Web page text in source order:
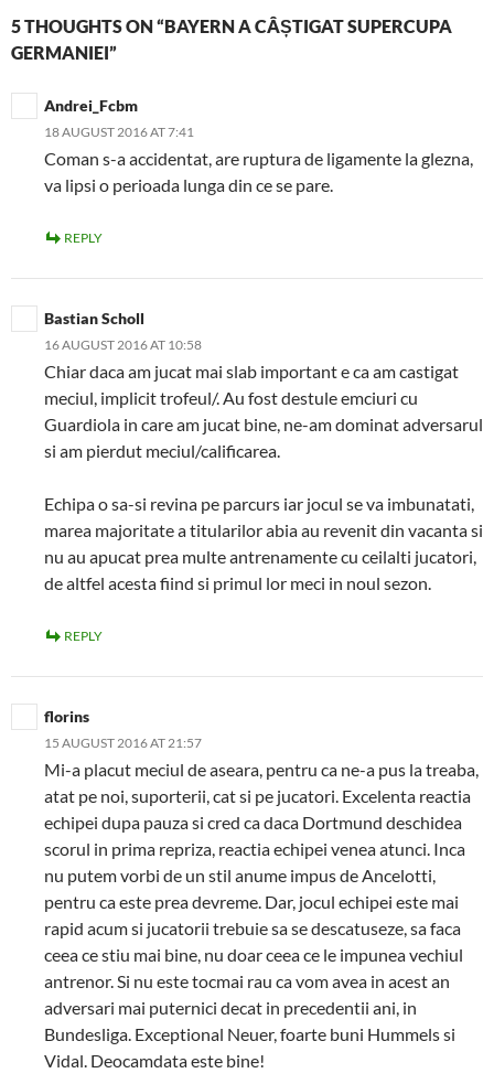
5 THOUGHTS ON “BAYERN A CÂȘTIGAT SUPERCUPA
GERMANIEI”
Andrei_Fcbm
18 AUGUST 2016 AT 7:41
Coman s-a accidentat, are ruptura de ligamente la glezna,
va lipsi o perioada lunga din ce se pare.
REPLY
Bastian Scholl
16 AUGUST 2016 AT 10:58
Chiar daca am jucat mai slab important e ca am castigat
meciul, implicit trofeul/. Au fost destule emciuri cu
Guardiola in care am jucat bine, ne-am dominat adversarul
si am pierdut meciul/calificarea.
Echipa o sa-si revina pe parcurs iar jocul se va imbunatati,
marea majoritate a titularilor abia au revenit din vacanta si
nu au apucat prea multe antrenamente cu ceilalti jucatori,
de altfel acesta fiind si primul lor meci in noul sezon.
REPLY
florins
15 AUGUST 2016 AT 21:57
Mi-a placut meciul de aseara, pentru ca ne-a pus la treaba,
atat pe noi, suporterii, cat si pe jucatori. Excelenta reactia
echipei dupa pauza si cred ca daca Dortmund deschidea
scorul in prima repriza, reactia echipei venea atunci. Inca
nu putem vorbi de un stil anume impus de Ancelotti,
pentru ca este prea devreme. Dar, jocul echipei este mai
rapid acum si jucatorii trebuie sa se descatuseze, sa faca
ceea ce stiu mai bine, nu doar ceea ce le impunea vechiul
antrenor. Si nu este tocmai rau ca vom avea in acest an
adversari mai puternici decat in precedentii ani, in
Bundesliga. Exceptional Neuer, foarte buni Hummels si
Vidal. Deocamdata este bine!